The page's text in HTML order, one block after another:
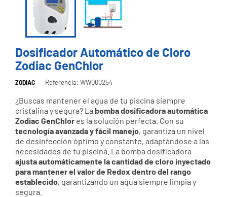
Dosificador Automático de Cloro
Zodiac GenChlor
ZODIAC Referencia: WW000254
¿Buscas mantener el agua de tu piscina siempre
cristalina y segura? La bomba dosificadora automática
Zodiac GenChlor es la solución perfecta. Con su
tecnología avanzada y fácil manejo, garantiza un nivel
de desinfección óptimo y constante, adaptándose a las
necesidades de tu piscina. La bomba dosificadora
ajusta automáticamente la cantidad de cloro inyectado
para mantener el valor de Redox dentro del rango
establecido, garantizando un agua siempre limpia y
segura.